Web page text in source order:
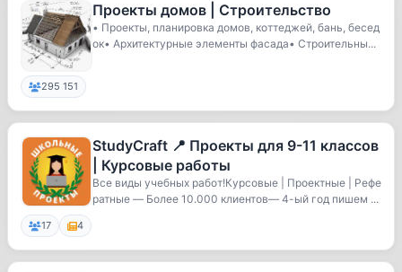
Проекты домов | Строительство
• Проекты, планировка домов, коттеджей, бань, бесед
ок• Архитектурные элементы фасада• Строительны...
295 151
StudyCraft 📍 Проекты для 9-11 классов
| Курсовые работы
Все виды учебных работ!Курсовые | Проектные | Рефе
ратные — Более 10.000 клиентов— 4-ый год пишем ...
17 4